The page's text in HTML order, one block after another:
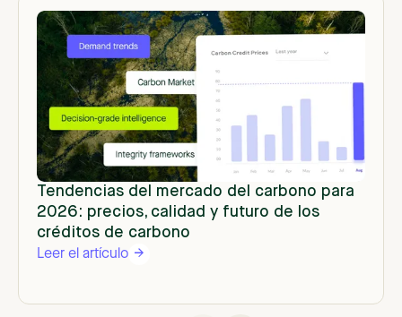
Tendencias del mercado del carbono para
2026: precios, calidad y futuro de los
créditos de carbono
Leer el artículo